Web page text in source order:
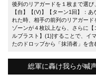
後列のリアガードを１枚まで選び
【自】【(V)】【ターン1回】：
れた時、相手の前列のリアガー
ゾーンが４枚以上なら、さらに
ルブラスト】(1)]することで、イ
たのドロップから「抹消者」を含
総軍に轟け我らが喊